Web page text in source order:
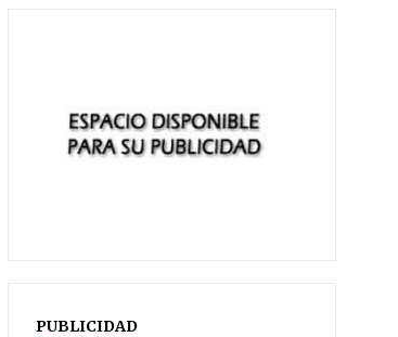
PUBLICIDAD